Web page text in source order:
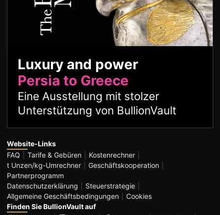
Luxury and power
Persia to Greece
Eine Ausstellung mit stolzer
Unterstützung von BullionVault
Website-Links
FAQ
Tarife & Gebüren
Kostenrechner
t Unzen/kg-Umrechner
Geschäftskooperation
Partnerprogramm
Datenschutzerklärung
Steuerstrategie
Allgemeine Geschäftsbedingungen
Cookies
Finden Sie BullionVault auf